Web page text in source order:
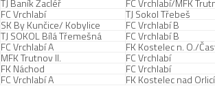
TJ Baník Žacléř FC Vrchlabí/MFK
FC Vrchlabí TJ Sokol Třebeš
SK By Kunčice/ Kobylice FC Vrchlabí B
TJ SOKOL Bílá Třemešná FC Vrchlabí B
FC Vrchlabí A FK Kostelec n. O./
MFK Trutnov II. FC Vrchlabí
FK Náchod FC Vrchlabí
FC Vrchlabí A FK Kostelec nad Orlicí